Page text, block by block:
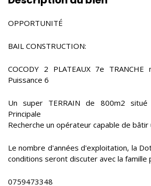
OPPORTUNITÉ
BAIL CONSTRUCTION:
COCODY 2 PLATEAUX 7e
Puissance 6
Un super TERRAIN de 800m2
Principale
Recherche un opérateur capable de bâtir
Le nombre d'années d'exploitation, la
conditions seront discuter avec la famille
0759473348